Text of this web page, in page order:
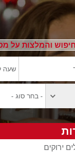
והמלצות על
ירוקים